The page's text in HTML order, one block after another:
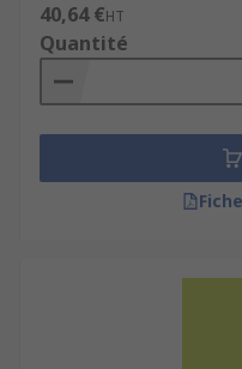
40,64 €HT
Quantité